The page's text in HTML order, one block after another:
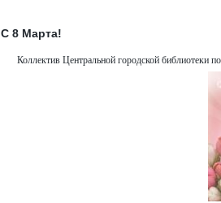
С 8 Марта!
Коллектив Центральной городской библиотеки